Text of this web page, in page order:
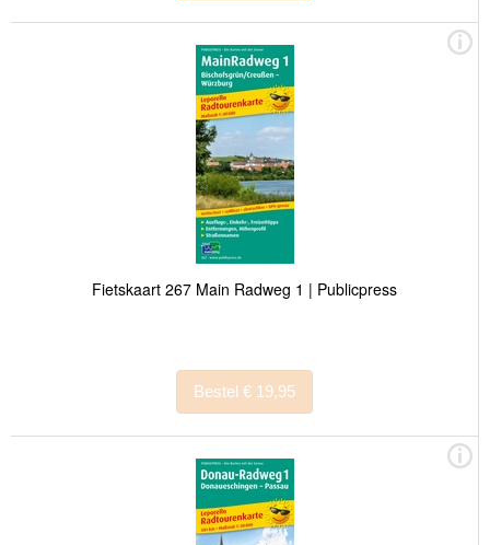
Fietskaart 267 Main Radweg 1 | Publicpress
Bestel € 19,95